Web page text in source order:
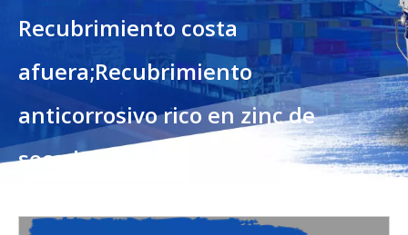
Recubrimiento costa
afuera;Recubrimiento
anticorrosivo rico en zinc de
secado rápido
marino Recubrimiento costa afuera;Recubrimiento